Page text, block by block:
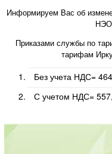
Информируем Вас об
НЭО
Приказами службы по
тарифам
Без учета НДС=
С учетом НДС=